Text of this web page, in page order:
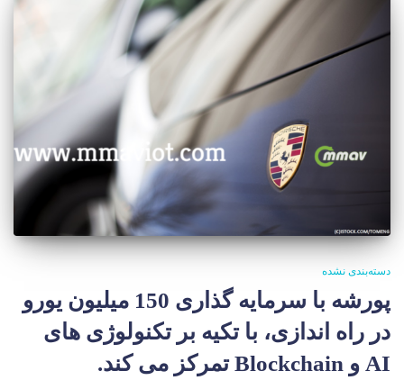
دسته‌بندی نشده
پورشه با سرمایه گذاری 150 میلیون یورو
در راه اندازی، با تکیه بر تکنولوژی های
AI و Blockchain تمرکز می کند.